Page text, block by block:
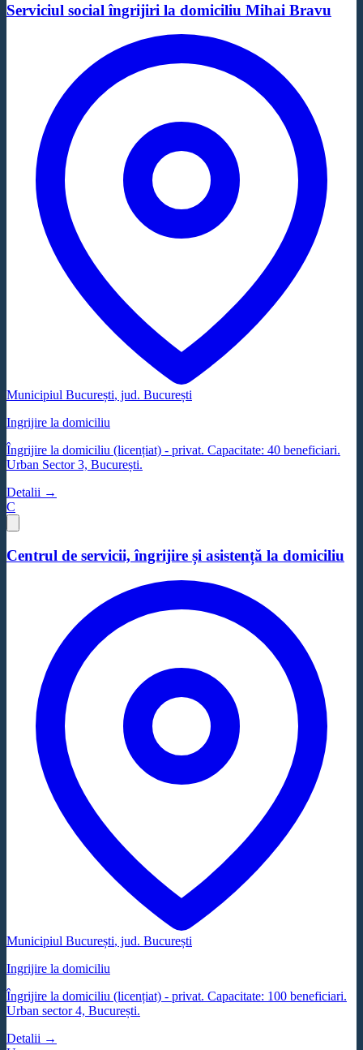
Serviciul social îngrijiri la domiciliu Mihai Bravu
Municipiul București, jud. București
Ingrijire la domiciliu
Îngrijire la domiciliu (licențiat) - privat. Capacitate: 40 beneficiari.
Urban Sector 3, București.
Detalii →
C
Centrul de servicii, îngrijire și asistență la domiciliu
Municipiul București, jud. București
Ingrijire la domiciliu
Îngrijire la domiciliu (licențiat) - privat. Capacitate: 100 beneficiari.
Urban sector 4, București.
Detalii →